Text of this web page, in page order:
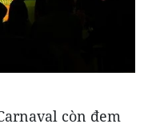
còn đem